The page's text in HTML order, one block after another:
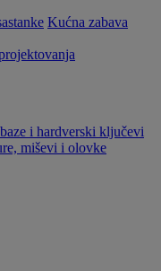
Kućna zabava
i hardverski ključevi
miševi i olovke